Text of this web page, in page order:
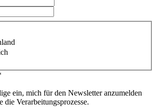
ein, mich für den Newsletter anzumelden
die Verarbeitungsprozesse.